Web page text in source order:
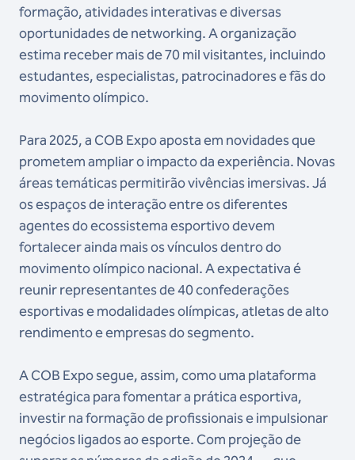
formação, atividades interativas e diversas
oportunidades de networking. A organização
estima receber mais de 70 mil visitantes, incluindo
estudantes, especialistas, patrocinadores e fãs do
movimento olímpico.
Para 2025, a COB Expo aposta em novidades que
prometem ampliar o impacto da experiência. Novas
áreas temáticas permitirão vivências imersivas. Já
os espaços de interação entre os diferentes
agentes do ecossistema esportivo devem
fortalecer ainda mais os vínculos dentro do
movimento olímpico nacional. A expectativa é
reunir representantes de 40 confederações
esportivas e modalidades olímpicas, atletas de alto
rendimento e empresas do segmento.
A COB Expo segue, assim, como uma plataforma
estratégica para fomentar a prática esportiva,
investir na formação de profissionais e impulsionar
negócios ligados ao esporte. Com projeção de